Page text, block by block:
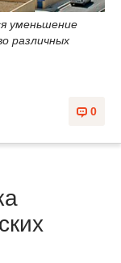
уменьшение
различных
0